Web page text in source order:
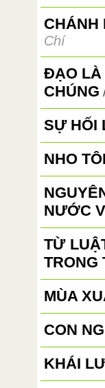
CHÁNH
Chí
ĐẠO LÀ
CHÚNG
SỰ HỐI
NHO
NƯỚC
TỪ
TRONG
MÙA
CON
KHÁI